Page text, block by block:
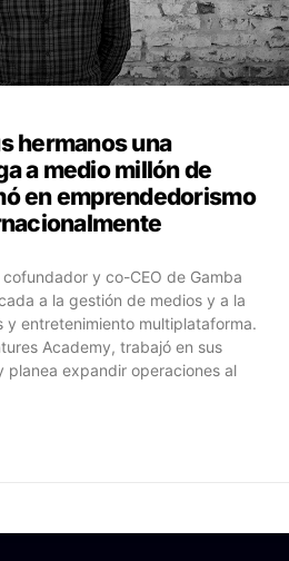
hermanos una
a medio millón de
en emprendedorismo
y co-CEO de Gamba
a la gestión de medios y a la
entretenimiento multiplataforma.
Academy, trabajó en sus
planea expandir operaciones al